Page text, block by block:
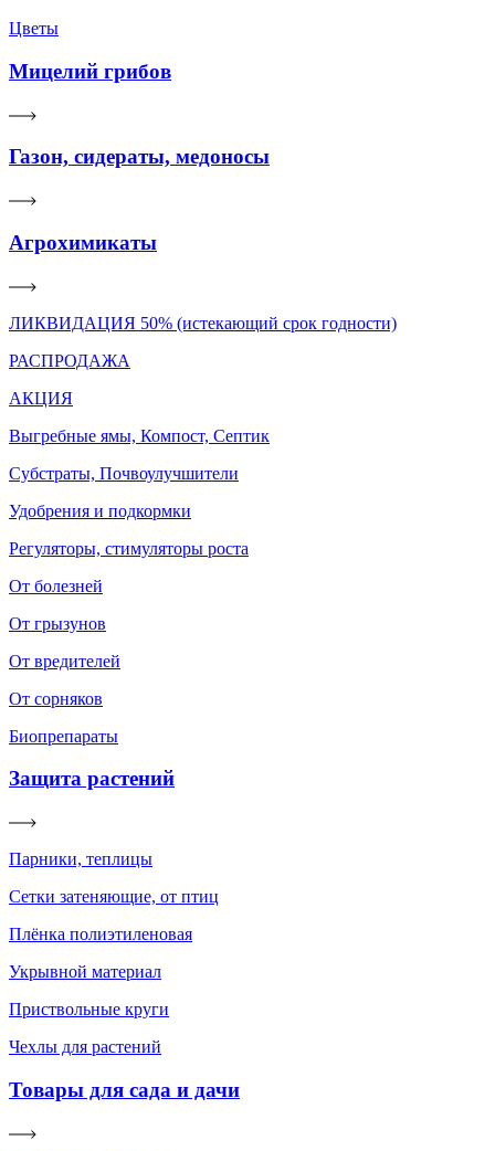
Цветы
Мицелий грибов
Газон, сидераты, медоносы
Агрохимикаты
ЛИКВИДАЦИЯ 50% (истекающий срок годности)
РАСПРОДАЖА
АКЦИЯ
Выгребные ямы, Компост, Септик
Субстраты, Почвоулучшители
Удобрения и подкормки
Регуляторы, стимуляторы роста
От болезней
От грызунов
От вредителей
От сорняков
Биопрепараты
Защита растений
Парники, теплицы
Сетки затеняющие, от птиц
Плёнка полиэтиленовая
Укрывной материал
Приствольные круги
Чехлы для растений
Товары для сада и дачи